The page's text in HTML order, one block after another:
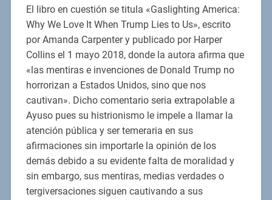
El libro en cuestión se titula «Gaslighting America:
Why We Love It When Trump Lies to Us», escrito
por Amanda Carpenter y publicado por Harper
Collins el 1 mayo 2018, donde la autora afirma que
«las mentiras e invenciones de Donald Trump no
horrorizan a Estados Unidos, sino que nos
cautivan». Dicho comentario seria extrapolable a
Ayuso pues su histrionismo le impele a llamar la
atención pública y ser temeraria en sus
afirmaciones sin importarle la opinión de los
demás debido a su evidente falta de moralidad y
sin embargo, sus mentiras, medias verdades o
tergiversaciones siguen cautivando a sus